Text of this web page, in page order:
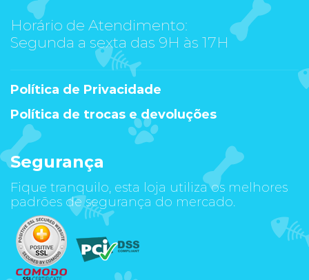
Horário de Atendimento:
Segunda a sexta das 9H às 17H
Política de Privacidade
Política de trocas e devoluções
Segurança
Fique tranquilo, esta loja utiliza os melhores
padrões de segurança do mercado.